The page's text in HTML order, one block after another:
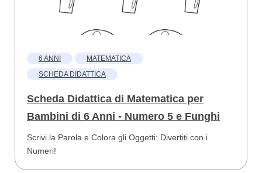
6 ANNI
MATEMATICA
SCHEDA DIDATTICA
Scheda Didattica di Matematica per
Bambini di 6 Anni - Numero 5 e Funghi
Scrivi la Parola e Colora gli Oggetti: Divertiti con i
Numeri!